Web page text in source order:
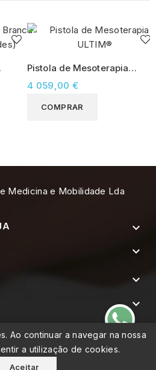
Pistola de Mesoterapia
ULTIM®
4 059,00 €
COMPRAR
Medicina e Mobilidade Lda


Ao continuar a navegar na nossa
a utilização de cookies.
Aceitar


